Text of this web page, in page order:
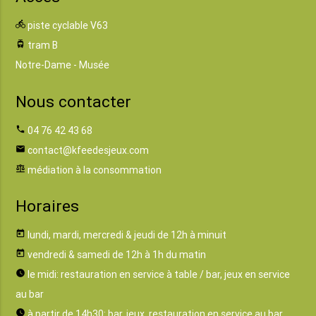
directions_bike piste cyclable V63
tram tram B
Notre-Dame - Musée
Nous contacter
phone 04 76 42 43 68
email contact@kfeedesjeux.com
balance médiation à la consommation
Horaires
today lundi, mardi, mercredi & jeudi de 12h à minuit
today vendredi & samedi de 12h à 1h du matin
watch_later le midi: restauration en service à table / bar, jeux en service
au bar
watch_later